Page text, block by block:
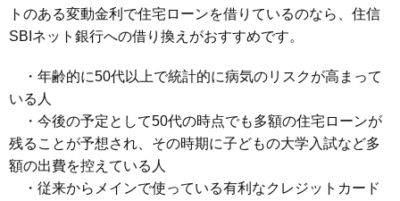
トのある変動金利で住宅ローンを借りているのなら、住信
SBIネット銀行への借り換えがおすすめです。
・年齢的に50代以上で統計的に病気のリスクが高まって
いる人
・今後の予定として50代の時点でも多額の住宅ローンが
残ることが予想され、その時期に子どもの大学入試など多
額の出費を控えている人
・従来からメインで使っている有利なクレジットカード